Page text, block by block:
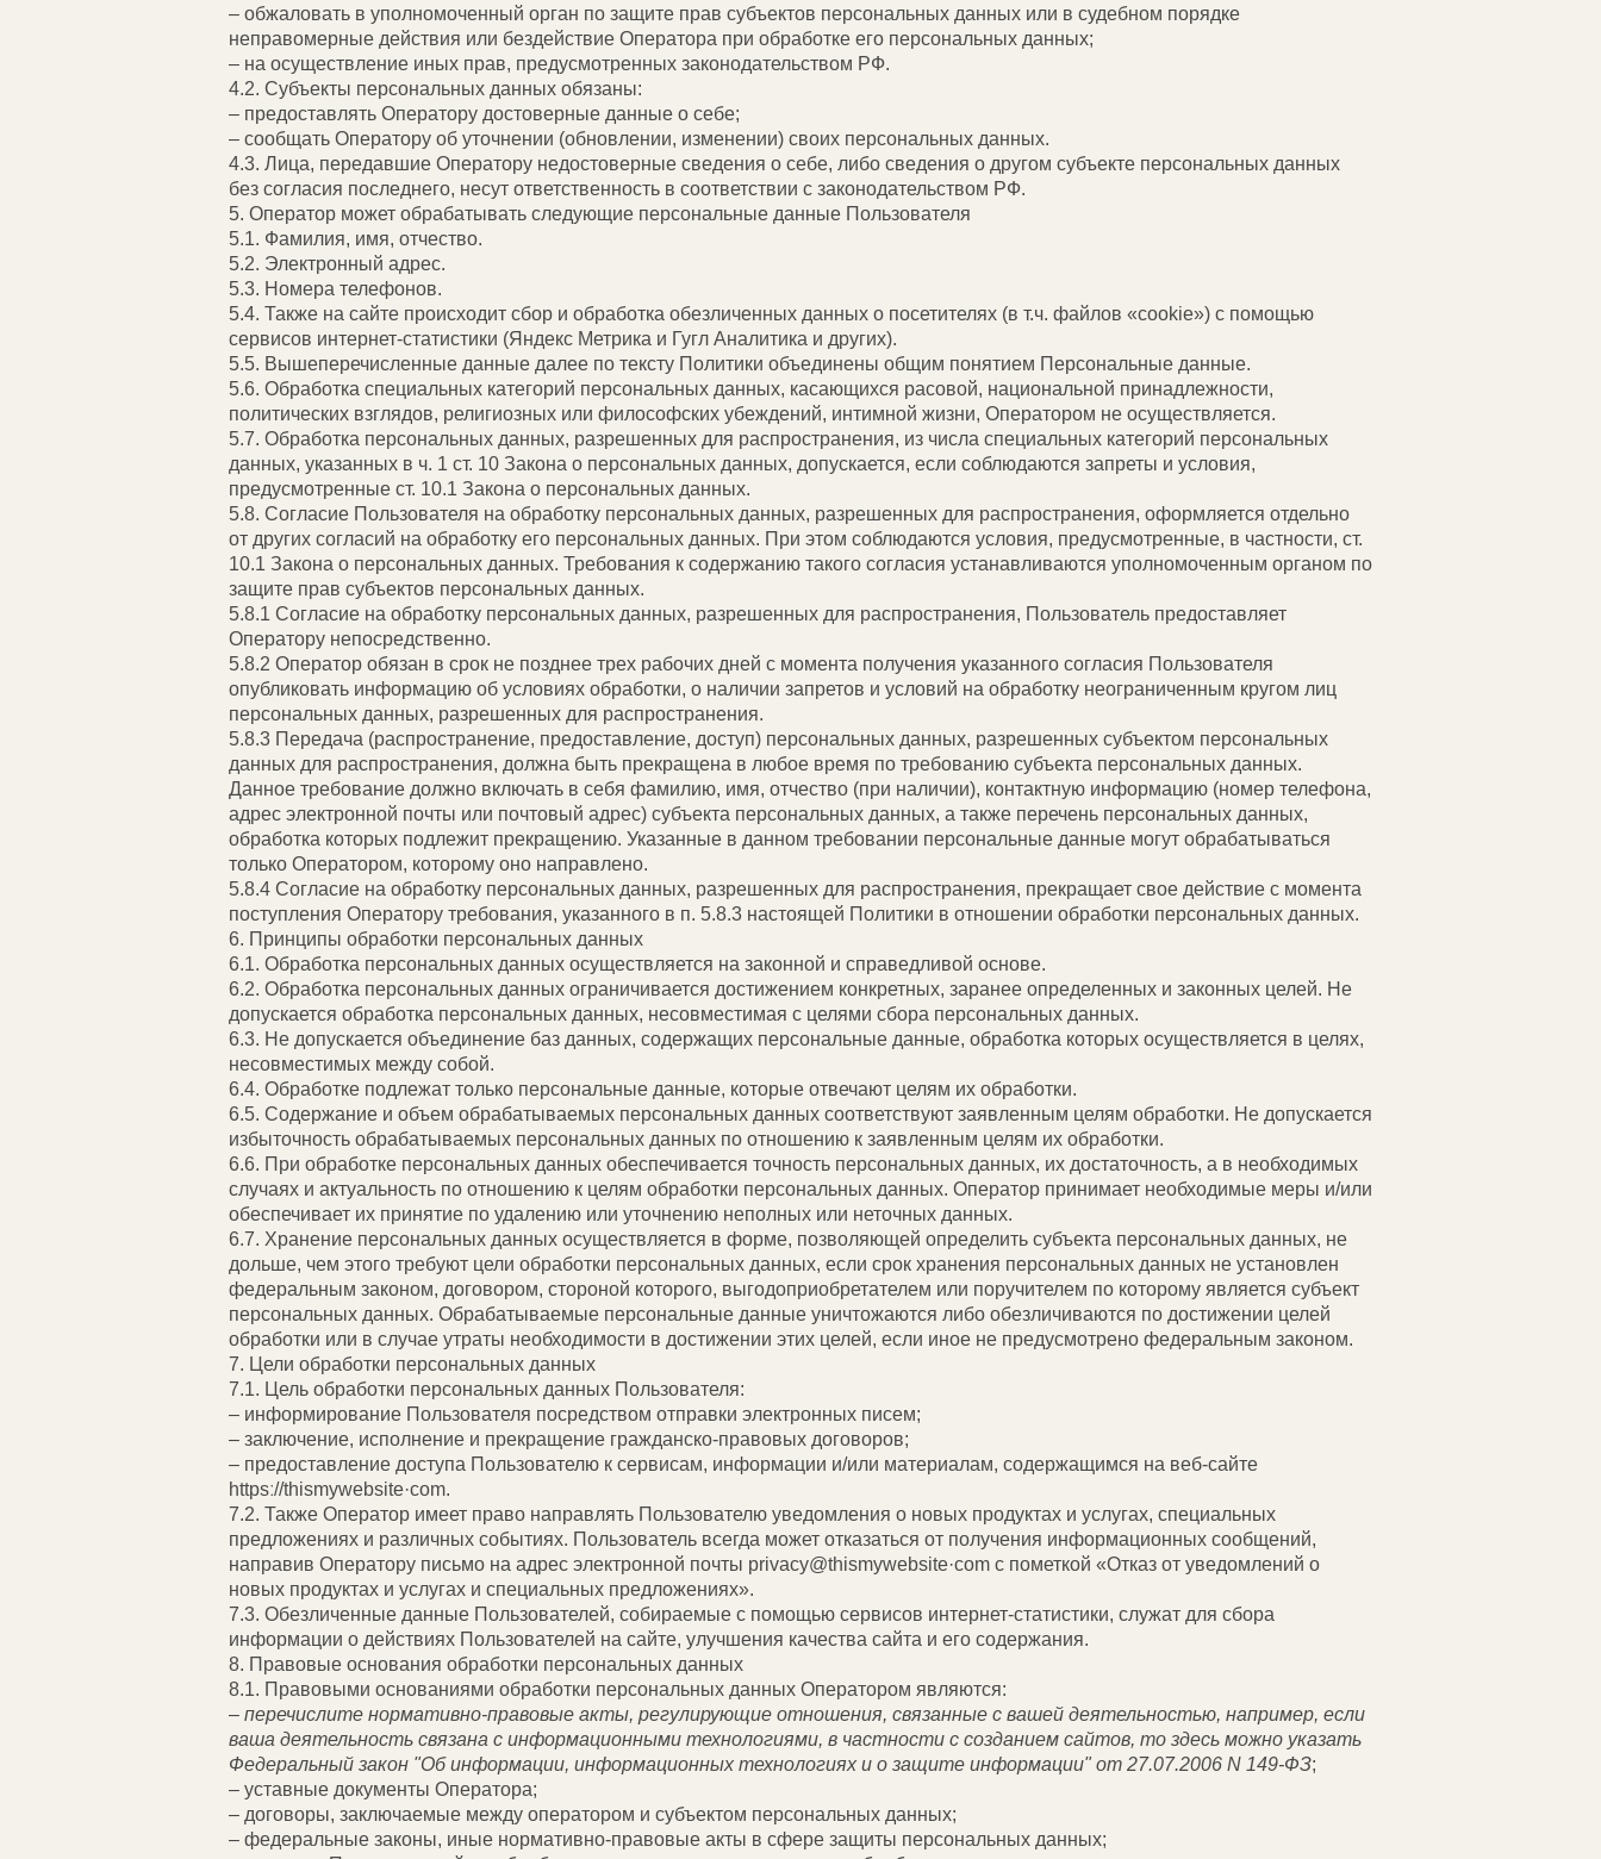
– обжаловать в уполномоченный орган по защите прав субъектов персональных данных или в судебном порядке
неправомерные действия или бездействие Оператора при обработке его персональных данных;
– на осуществление иных прав, предусмотренных законодательством РФ.
4.2. Субъекты персональных данных обязаны:
– предоставлять Оператору достоверные данные о себе;
– сообщать Оператору об уточнении (обновлении, изменении) своих персональных данных.
4.3. Лица, передавшие Оператору недостоверные сведения о себе, либо сведения о другом субъекте персональных данных
без согласия последнего, несут ответственность в соответствии с законодательством РФ.
5. Оператор может обрабатывать следующие персональные данные Пользователя
5.1. Фамилия, имя, отчество.
5.2. Электронный адрес.
5.3. Номера телефонов.
5.4. Также на сайте происходит сбор и обработка обезличенных данных о посетителях (в т.ч. файлов «cookie») с помощью
сервисов интернет-статистики (Яндекс Метрика и Гугл Аналитика и других).
5.5. Вышеперечисленные данные далее по тексту Политики объединены общим понятием Персональные данные.
5.6. Обработка специальных категорий персональных данных, касающихся расовой, национальной принадлежности,
политических взглядов, религиозных или философских убеждений, интимной жизни, Оператором не осуществляется.
5.7. Обработка персональных данных, разрешенных для распространения, из числа специальных категорий персональных
данных, указанных в ч. 1 ст. 10 Закона о персональных данных, допускается, если соблюдаются запреты и условия,
предусмотренные ст. 10.1 Закона о персональных данных.
5.8. Согласие Пользователя на обработку персональных данных, разрешенных для распространения, оформляется отдельно
от других согласий на обработку его персональных данных. При этом соблюдаются условия, предусмотренные, в частности, ст.
10.1 Закона о персональных данных. Требования к содержанию такого согласия устанавливаются уполномоченным органом по
защите прав субъектов персональных данных.
5.8.1 Согласие на обработку персональных данных, разрешенных для распространения, Пользователь предоставляет
Оператору непосредственно.
5.8.2 Оператор обязан в срок не позднее трех рабочих дней с момента получения указанного согласия Пользователя
опубликовать информацию об условиях обработки, о наличии запретов и условий на обработку неограниченным кругом лиц
персональных данных, разрешенных для распространения.
5.8.3 Передача (распространение, предоставление, доступ) персональных данных, разрешенных субъектом персональных
данных для распространения, должна быть прекращена в любое время по требованию субъекта персональных данных.
Данное требование должно включать в себя фамилию, имя, отчество (при наличии), контактную информацию (номер телефона,
адрес электронной почты или почтовый адрес) субъекта персональных данных, а также перечень персональных данных,
обработка которых подлежит прекращению. Указанные в данном требовании персональные данные могут обрабатываться
только Оператором, которому оно направлено.
5.8.4 Согласие на обработку персональных данных, разрешенных для распространения, прекращает свое действие с момента
поступления Оператору требования, указанного в п. 5.8.3 настоящей Политики в отношении обработки персональных данных.
6. Принципы обработки персональных данных
6.1. Обработка персональных данных осуществляется на законной и справедливой основе.
6.2. Обработка персональных данных ограничивается достижением конкретных, заранее определенных и законных целей. Не
допускается обработка персональных данных, несовместимая с целями сбора персональных данных.
6.3. Не допускается объединение баз данных, содержащих персональные данные, обработка которых осуществляется в целях,
несовместимых между собой.
6.4. Обработке подлежат только персональные данные, которые отвечают целям их обработки.
6.5. Содержание и объем обрабатываемых персональных данных соответствуют заявленным целям обработки. Не допускается
избыточность обрабатываемых персональных данных по отношению к заявленным целям их обработки.
6.6. При обработке персональных данных обеспечивается точность персональных данных, их достаточность, а в необходимых
случаях и актуальность по отношению к целям обработки персональных данных. Оператор принимает необходимые меры и/или
обеспечивает их принятие по удалению или уточнению неполных или неточных данных.
6.7. Хранение персональных данных осуществляется в форме, позволяющей определить субъекта персональных данных, не
дольше, чем этого требуют цели обработки персональных данных, если срок хранения персональных данных не установлен
федеральным законом, договором, стороной которого, выгодоприобретателем или поручителем по которому является субъект
персональных данных. Обрабатываемые персональные данные уничтожаются либо обезличиваются по достижении целей
обработки или в случае утраты необходимости в достижении этих целей, если иное не предусмотрено федеральным законом.
7. Цели обработки персональных данных
7.1. Цель обработки персональных данных Пользователя:
– информирование Пользователя посредством отправки электронных писем;
– заключение, исполнение и прекращение гражданско-правовых договоров;
– предоставление доступа Пользователю к сервисам, информации и/или материалам, содержащимся на веб-сайте
httpsː//thismywebsite·com.
7.2. Также Оператор имеет право направлять Пользователю уведомления о новых продуктах и услугах, специальных
предложениях и различных событиях. Пользователь всегда может отказаться от получения информационных сообщений,
направив Оператору письмо на адрес электронной почты privacy@thismywebsite·com с пометкой «Отказ от уведомлений о
новых продуктах и услугах и специальных предложениях».
7.3. Обезличенные данные Пользователей, собираемые с помощью сервисов интернет-статистики, служат для сбора
информации о действиях Пользователей на сайте, улучшения качества сайта и его содержания.
8. Правовые основания обработки персональных данных
8.1. Правовыми основаниями обработки персональных данных Оператором являются:
– перечислите нормативно-правовые акты, регулирующие отношения, связанные с вашей деятельностью, например, если
ваша деятельность связана с информационными технологиями, в частности с созданием сайтов, то здесь можно указать
Федеральный закон "Об информации, информационных технологиях и о защите информации" от 27.07.2006 N 149-ФЗ;
– уставные документы Оператора;
– договоры, заключаемые между оператором и субъектом персональных данных;
– федеральные законы, иные нормативно-правовые акты в сфере защиты персональных данных;